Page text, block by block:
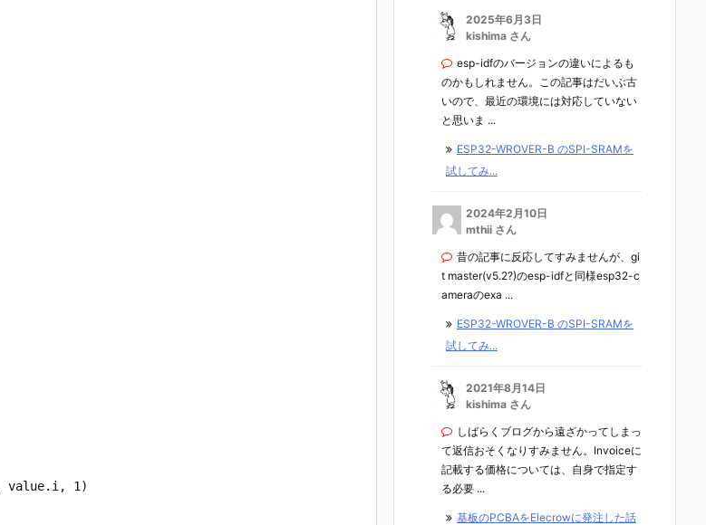
2025年6月3日
kishima さん
esp-idfのバージョンの違いによるも
のかもしれません。この記事はだいぶ古
いので、最近の環境には対応していない
と思いま ...
ESP32-WROVER-B のSPI-SRAMを
試してみ...
2024年2月10日
mthii さん
昔の記事に反応してすみませんが、gi
t master(v5.2?)のesp-idfと同様esp32-c
ameraのexa ...
ESP32-WROVER-B のSPI-SRAMを
試してみ...
2021年8月14日
kishima さん
しばらくブログから遠ざかってしまっ
て返信おそくなりすみません。Invoiceに
記載する価格については、自身で指定す
る必要 ...
基板のPCBAをElecrowに発注した話